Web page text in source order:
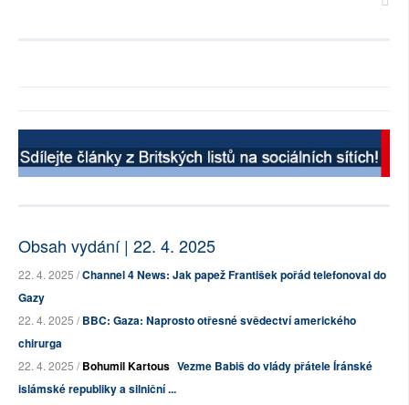
Obsah vydání | 22. 4. 2025
22. 4. 2025 /Channel 4 News: Jak papež František pořád telefonoval do
Gazy
22. 4. 2025 /BBC: Gaza: Naprosto otřesné svědectví amerického
chirurga
22. 4. 2025 /Bohumil Kartous Vezme Babiš do vlády přátele Íránské
islámské republiky a silniční ...